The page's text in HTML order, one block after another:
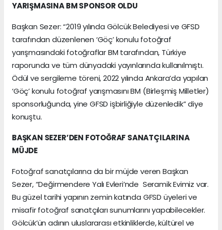
YARIŞMASINA BM SPONSOR OLDU
Başkan Sezer: “2019 yılında Gölcük Belediyesi ve GFSD
tarafından düzenlenen ‘Göç’ konulu fotoğraf
yarışmasındaki fotoğraflar BM tarafından, Türkiye
raporunda ve tüm dünyadaki yayınlarında kullanılmıştı.
Ödül ve sergileme töreni, 2022 yılında Ankara’da yapılan
‘Göç’ konulu fotoğraf yarışmasını BM (Birleşmiş Milletler)
sponsorluğunda, yine GFSD işbirliğiyle düzenledik” diye
konuştu.
BAŞKAN SEZER’DEN FOTOĞRAF SANATÇILARINA
MÜJDE
Fotoğraf sanatçılarına da bir müjde veren Başkan
Sezer, “Değirmendere Yalı Evleri’nde Seramik Evimiz var.
Bu güzel tarihi yapının zemin katında GFSD üyeleri ve
misafir fotoğraf sanatçıları sunumlarını yapabilecekler.
Gölcük’ün adının uluslararası etkinliklerde, kültürel ve